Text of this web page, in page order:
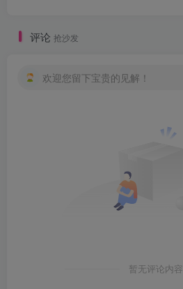
评论 抢沙发
欢迎您留下宝贵的见解！
暂无评论内容